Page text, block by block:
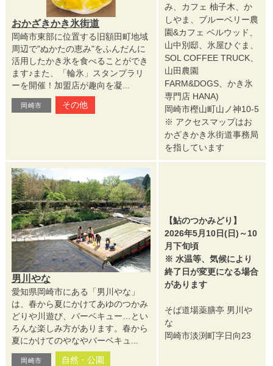
おかざきかき氷街道
岡崎市東部に位置する旧額田町地域
周辺で"ぬかたの恵み"をふんだんに
活用したかき氷を食べることができ
ます♪また、「輪氷」スタンプラリ
ーを開催！加盟店が趣向を凝...
岡崎市 その他
み、カフェ 柚子木、か
しやま、ブルーベリー農
園&カフェ ベルウッド、
山中別邸、氷屋ひぐま、
SOL COFFEE TRUCK、
山田農園
FARM&DOGS、かき氷
専門店 HANA)
岡崎市樫山町山ノ神10-5
※ アクセスマップはお
かざきかき氷街道事務局
を指しています
男川やな
愛知県岡崎市にある「男川やな」
は、春から夏にかけてあゆのつかみ
どりや川遊び、バーベキュー…とい
ろんな楽しみ方があります。春から
夏にかけてのやなやバーベキュ...
岡崎市 自然・公園
【鮎のつかみどり】
2026年5月10日(日)～10
月下旬頃
※ 水温等、気候により
終了日が変更になる場合
があります
そば道場薬膳亭 男川や
な
岡崎市淡渕町字日向23